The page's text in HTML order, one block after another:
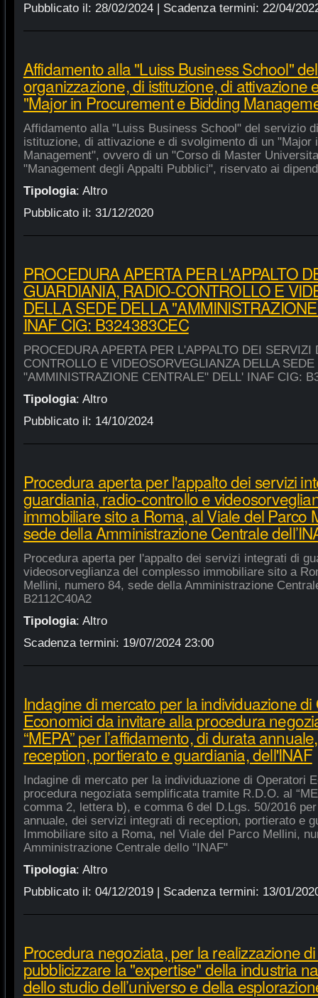
Pubblicato il: 28/02/2024| Scadenza termini: 22/04/
Affidamento alla "Luiss Business School"
organizzazione, di istituzione, di attivazione
"Major in Procurement e Bidding
Affidamento alla "Luiss Business School" del servizio
istituzione, di attivazione e di svolgimento di un "Major
Management", ovvero di un "Corso di Master
"Management degli Appalti Pubblici", riservato ai
Tipologia: Altro
Pubblicato il: 31/12/2020
PROCEDURA APERTA PER L'APPALTO
GUARDIANIA, RADIO-CONTROLLO E
DELLA SEDE DELLA
INAF CIG: B324383CEC
PROCEDURA APERTA PER L'APPALTO DEI
CONTROLLO E VIDEOSORVEGLIANZA DELLA SEDE
"AMMINISTRAZIONE CENTRALE" DELL' INAF CIG:
Tipologia: Altro
Pubblicato il: 14/10/2024
Procedura aperta per l'appalto dei servizi
guardiania, radio-controllo e
immobiliare sito a Roma, al Viale del Parco
sede della Amministrazione Centrale
Procedura aperta per l'appalto dei servizi integrati di
videosorveglianza del complesso immobiliare sito a
Mellini, numero 84, sede della Amministrazione
B2112C40A2
Tipologia: Altro
Scadenza termini: 19/07/2024 23:00
Indagine di mercato per la individuazione
Economici da invitare alla procedura
“MEPA” per l’affidamento, di durata
reception, portierato e guardiania, dell'INAF
Indagine di mercato per la individuazione di Operatori
procedura negoziata semplificata tramite R.D.O. al
comma 2, lettera b), e comma 6 del D.Lgs. 50/2016
annuale, dei servizi integrati di reception, portierato e
Immobiliare sito a Roma, nel Viale del Parco Mellini,
Amministrazione Centrale dello "INAF"
Tipologia: Altro
Pubblicato il: 04/12/2019| Scadenza termini: 13/01/
Procedura negoziata, per la realizzazione
pubblicizzare la "expertise" della industria
dello studio dell’universo e della